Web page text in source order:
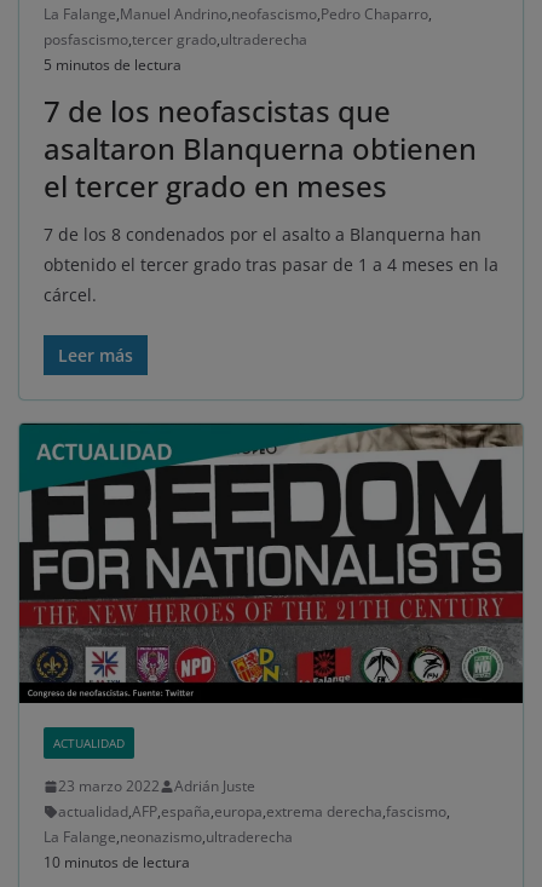
La Falange,Manuel Andrino,neofascismo,Pedro Chaparro,
posfascismo,tercer grado,ultraderecha
5 minutos de lectura
7 de los neofascistas que
asaltaron Blanquerna obtienen
el tercer grado en meses
7 de los 8 condenados por el asalto a Blanquerna han
obtenido el tercer grado tras pasar de 1 a 4 meses en la
cárcel.
Leer más
ACTUALIDAD
23 marzo 2022
Adrián Juste
actualidad,AFP,españa,europa,extrema derecha,fascismo,
La Falange,neonazismo,ultraderecha
10 minutos de lectura